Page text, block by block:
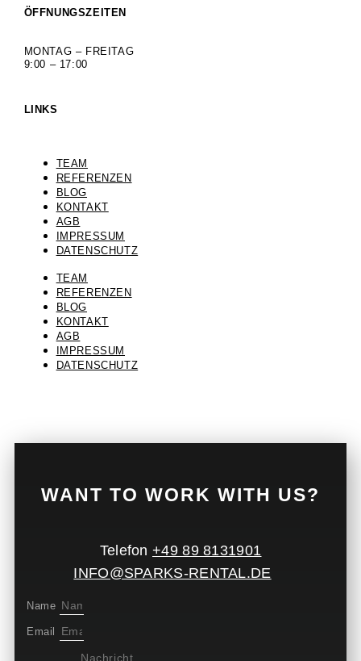
ÖFFNUNGSZEITEN
MONTAG – FREITAG
9:00 – 17:00
LINKS
TEAM
REFERENZEN
BLOG
KONTAKT
AGB
IMPRESSUM
DATENSCHUTZ
TEAM
REFERENZEN
BLOG
KONTAKT
AGB
IMPRESSUM
DATENSCHUTZ
WANT TO WORK WITH US?
Telefon+49 89 8131901
INFO@SPARKS-RENTAL.DE
Name
Email